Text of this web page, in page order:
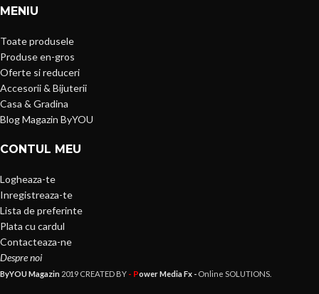
MENIU
Toate produsele
Produse en-gros
Oferte si reduceri
Accesorii & Bijuterii
Casa & Gradina
Blog Magazin ByYOU
CONTUL MEU
Logheaza-te
Inregistreaza-te
Lista de preferinte
Plata cu cardul
Contacteaza-ne
Despre noi
ByYOU Magazin 2019 CREATED BY - Power Media Fx - Online SOLUTIONS.